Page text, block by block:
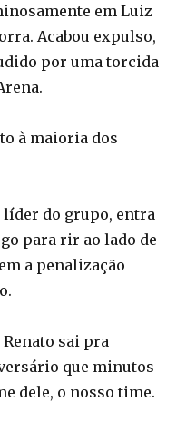
em Luiz
Acabou expulso,
por uma torcida
à maioria dos
líder do grupo, entra
para rir ao lado de
a penalização
sai pra
que minutos
dele, o nosso time.